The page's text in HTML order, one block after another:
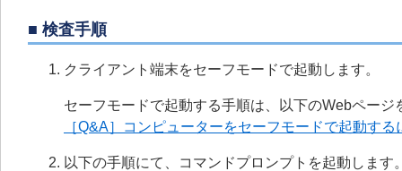
■ 検査手順
クライアント端末をセーフモードで起動します。
セーフモードで起動する手順は、以下のWebページ
［Q&A］コンピューターをセーフモードで起動する
以下の手順にて、コマンドプロンプトを起動します